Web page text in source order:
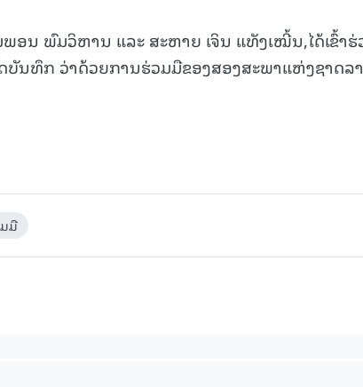
ອນ ພົມວິຫານ ແລະ ສະຫາຍ ເຈິນ ແທັງເໝີ້ນ,ໄດ້ເຂົ້າຮ່
ນທຶກ ວ່າດ້ວຍການຮ່ວມມືຂອງສອງສະພາແຫ່ງຊາດລ
ມື​